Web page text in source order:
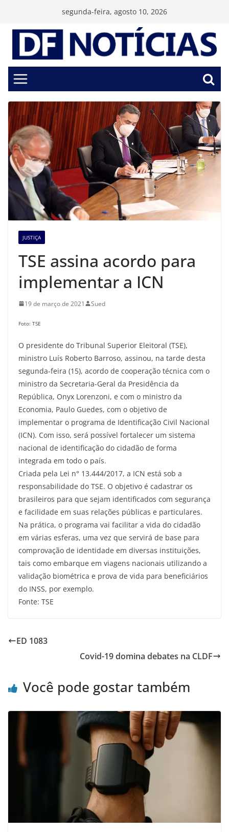
conteúdo
segunda-feira, agosto 10, 2026
JUSTIÇA
TSE assina acordo para
implementar a ICN
19 de março de 2021 Sued
Foto: TSE
O presidente do Tribunal Superior Eleitoral (TSE),
ministro Luís Roberto Barroso, assinou, na tarde desta
segunda-feira (15), acordo de cooperação técnica com o
ministro da Secretaria-Geral da Presidência da
República, Onyx Lorenzoni, e com o ministro da
Economia, Paulo Guedes, com o objetivo de
implementar o programa de Identificação Civil Nacional
(ICN). Com isso, será possível fortalecer um sistema
nacional de identificação do cidadão de forma
integrada em todo o país.
Criada pela Lei n° 13.444/2017, a ICN está sob a
responsabilidade do TSE. O objetivo é cadastrar os
brasileiros para que sejam identificados com segurança
e facilidade em suas relações públicas e particulares.
Na prática, o programa vai facilitar a vida do cidadão
em várias esferas, uma vez que servirá de base para
comprovação de identidade em diversas instituições,
tais como embarque em viagens nacionais utilizando a
validação biométrica e prova de vida para beneficiários
do INSS, por exemplo.
Fonte: TSE
ED 1083
Covid-19 domina debates na CLDF
Você pode gostar também